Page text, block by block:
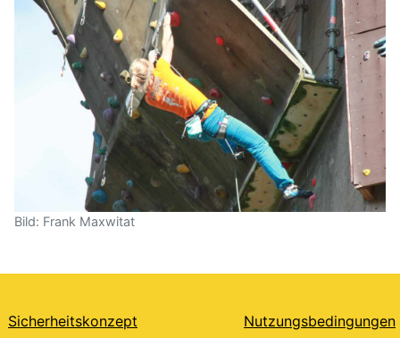
Bild: Frank Maxwitat
Sicherheitskonzept
Nutzungsbedingungen